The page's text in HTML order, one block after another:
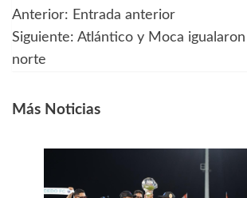
Navegación
de
Anterior: Entrada anterior
Siguiente: Atlántico y Moca igualaron
norte
Más Noticias